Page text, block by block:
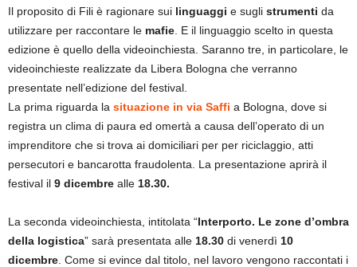
Il proposito di Fili è ragionare sui linguaggi e sugli strumenti da
utilizzare per raccontare le mafie . E il linguaggio scelto in questa
edizione è quello della videoinchiesta. Saranno tre, in particolare, le
videoinchieste realizzate da Libera Bologna che verranno
presentate nell’edizione del festival.
La prima riguarda la situazione in via Saffi a Bologna, dove si
registra un clima di paura ed omertà a causa dell’operato di un
imprenditore che si trova ai domiciliari per per riciclaggio, atti
persecutori e bancarotta fraudolenta. La presentazione aprirà il
festival il 9 dicembre alle 18.30.
La seconda videoinchiesta, intitolata “Interporto. Le zone d’ombra
della logistica” sarà presentata alle 18.30 di venerdì 10
dicembre . Come si evince dal titolo, nel lavoro vengono raccontati i